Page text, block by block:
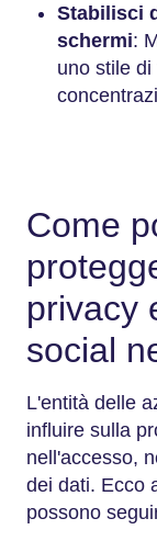
Stabilisci
schermi:
uno stile
Come
privacy
social
L'entità delle
influire sulla
nell'accesso,
dei dati. Ecco
possono